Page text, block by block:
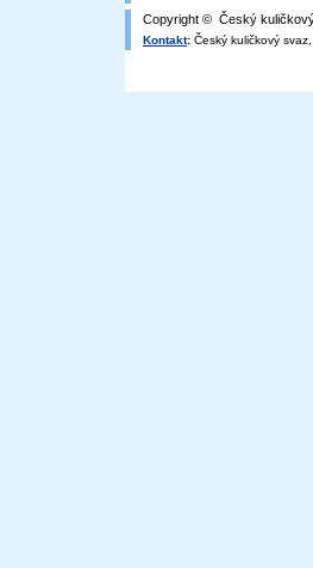
Copyright © Český
Kontakt: Český kuličkový